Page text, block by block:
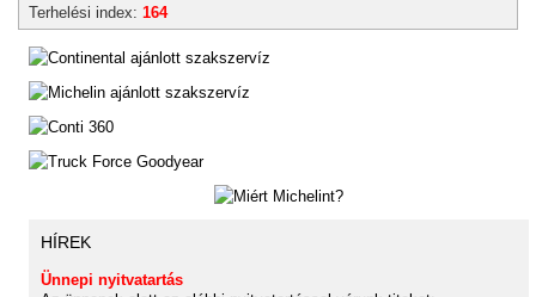
Terhelési index: 164
HÍREK
Ünnepi nyitvatartás